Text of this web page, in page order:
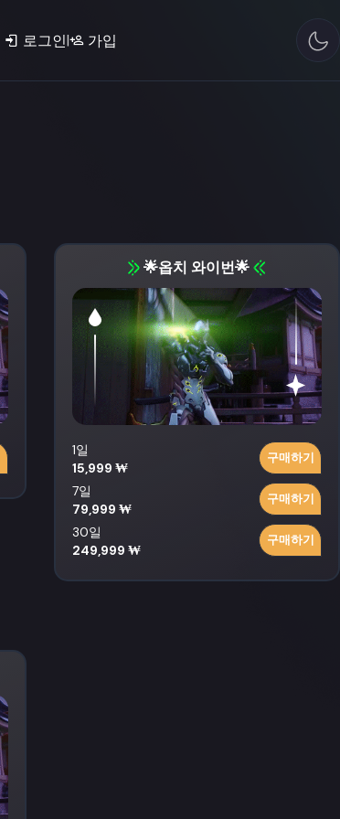
로그인| 가입
🌟옵치 와이번🌟
1일
15,999 ₩
구매하기
7일
79,999 ₩
구매하기
30일
249,999 ₩
구매하기